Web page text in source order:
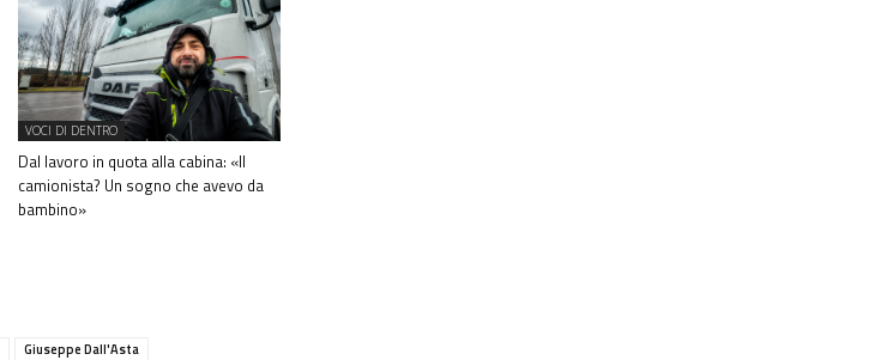
VOCI DI DENTRO
Dal lavoro in quota alla cabina: «Il
camionista? Un sogno che avevo da
bambino»
Giuseppe Dall'Asta